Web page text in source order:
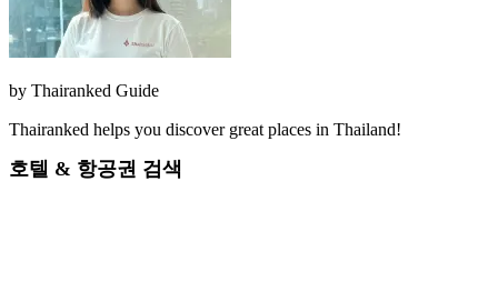
by Thairanked Guide
Thairanked helps you discover great places in Thailand!
호텔 & 항공권 검색